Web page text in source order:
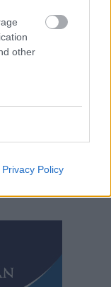
other
Privacy Policy
és korszerű
meg helyi és
,változás,vármegye